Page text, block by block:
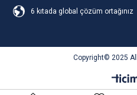
6 kıtada global çözüm ortağınız
Copyright© 2025